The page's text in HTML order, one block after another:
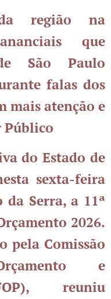
região na
que
São Paulo
falas dos
mais atenção e
Público
do Estado de
sexta-feira
da Serra, a 11ª
2026.
pela Comissão
e
reuniu